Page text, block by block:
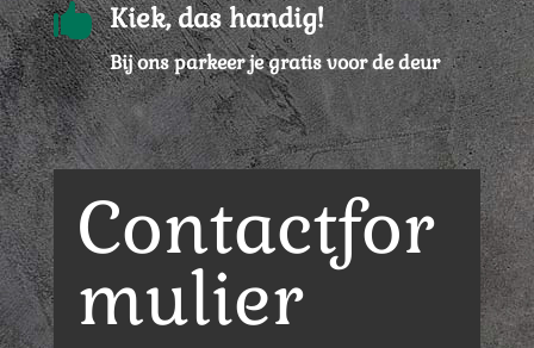
 Kiek, das handig!
Bij ons parkeer je gratis voor de deur
Contactfor
mulier